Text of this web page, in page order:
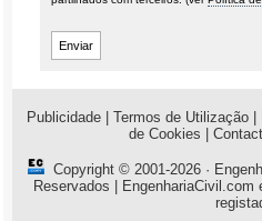
Publicidade Termos de Utilização
de Cookies
Copyright © 2001-2026 ·
Reservados |